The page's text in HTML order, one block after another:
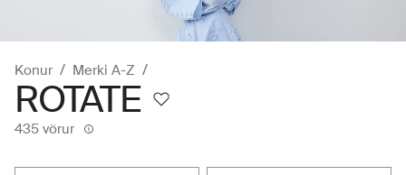
Konur Merki A-Z
ROTATE
435 vörur